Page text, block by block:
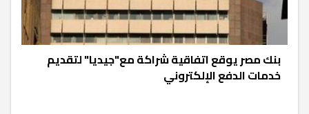
بنك مصر يوقع اتفاقية شراكة مع"جيديا" لتقديم
خدمات الدفع الإلكتروني